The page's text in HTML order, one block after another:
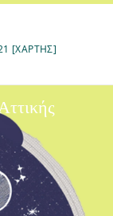
[ΧΆΡΤΗΣ]